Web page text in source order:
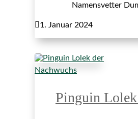
Namensvetter
1. Januar 2024
Nachwuchs
Pinguin